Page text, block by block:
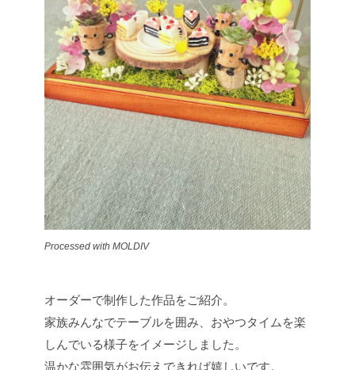
Processed with MOLDIV
オーダーで制作した作品をご紹介。
家族みんなでテーブルを囲み、おやつタイムを楽
しんでいる様子をイメージしました。
温かな雰囲気がお伝えできれば嬉しいです。